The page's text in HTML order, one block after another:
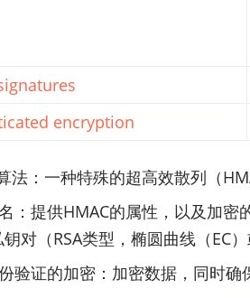
encryption
法：一种特殊的超高效散列（
：提供HMAC的属性，以及加
对（RSA类型，椭圆曲线（EC
验证的加密：加密数据，同时确